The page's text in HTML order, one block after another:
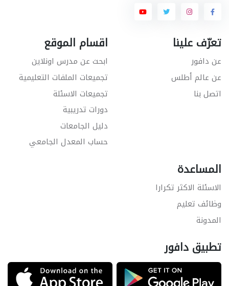
تعرّف علينا
عن دافور
عن عالم أطلس
اتصل بنا
اقسام الموقع
ابحث عن مدرس اونلاين
تجميعات الملفات التعليمية
تجميعات الاسئلة
دورات تدريبية
دليل الجامعات
حساب المعدل الجامعي
المساعدة
الاسئلة الاكثر تكرارا
وظائف تعليم
المدونة
تطبيق دافور